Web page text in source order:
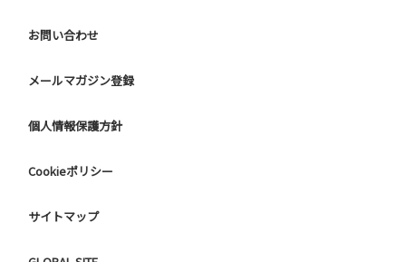
【お客様へお願い】
願いします。
願いします。
※緊急時以外の食堂のトイレの使用は禁止とさせていただき
お問い合わせ
メールマガジン登録
個人情報保護方針
Cookieポリシー
サイトマップ